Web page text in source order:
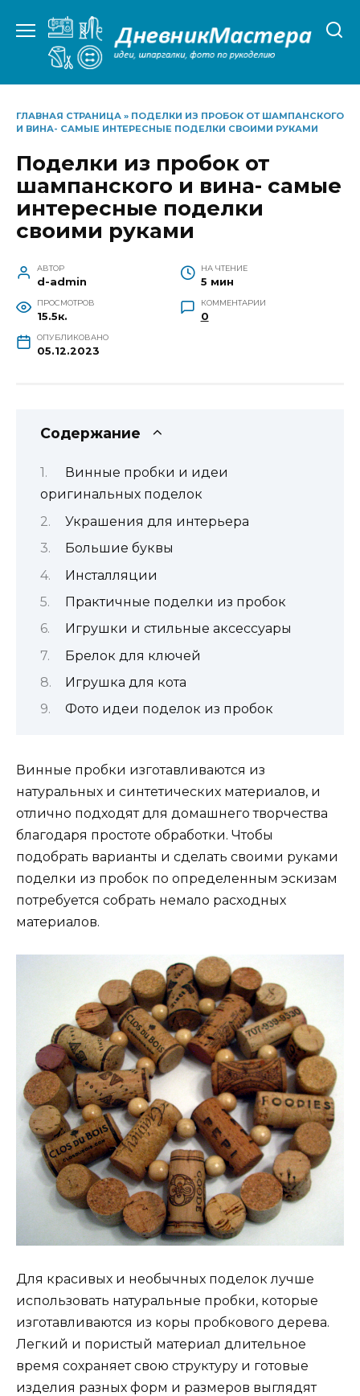
содержанию
ГЛАВНАЯ СТРАНИЦА » ПОДЕЛКИ ИЗ ПРОБОК ОТ ШАМПАНСКОГО
И ВИНА- САМЫЕ ИНТЕРЕСНЫЕ ПОДЕЛКИ СВОИМИ РУКАМИ
Поделки из пробок от
шампанского и вина- самые
интересные поделки
своими руками
АВТОР
d-admin
НА ЧТЕНИЕ
5 мин
ПРОСМОТРОВ
15.5к.
КОММЕНТАРИИ
0
ОПУБЛИКОВАНО
05.12.2023
Содержание
Винные пробки и идеи
оригинальных поделок
Украшения для интерьера
Большие буквы
Инсталляции
Практичные поделки из пробок
Игрушки и стильные аксессуары
Брелок для ключей
Игрушка для кота
Фото идеи поделок из пробок
Винные пробки изготавливаются из
натуральных и синтетических материалов, и
отлично подходят для домашнего творчества
благодаря простоте обработки. Чтобы
подобрать варианты и сделать своими руками
поделки из пробок по определенным эскизам
потребуется собрать немало расходных
материалов.
Для красивых и необычных поделок лучше
использовать натуральные пробки, которые
изготавливаются из коры пробкового дерева.
Легкий и пористый материал длительное
время сохраняет свою структуру и готовые
изделия разных форм и размеров выглядят